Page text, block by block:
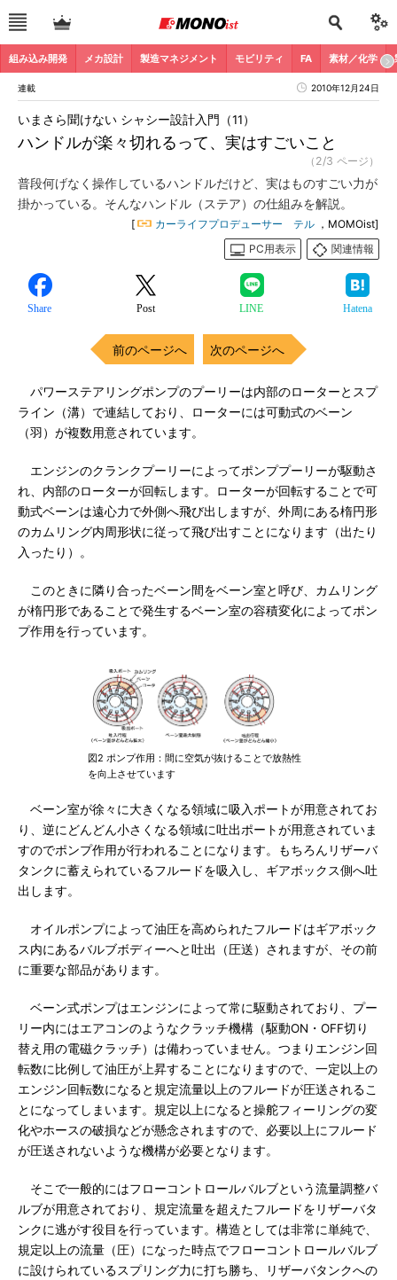
組み込み開発 メカ設計 製造マネジメント モビリティ FA 素材／化学
連載 2010年12月24日
ハンドルが楽々切れるって、実はすごいこと
いまさら聞けない シャシー設計入門（11）
（2/3 ページ）
普段何げなく操作しているハンドルだけど、実はものすごい力が
掛かっている。そんなハンドル（ステア）の仕組みを解説。
[ カーライフプロデューサー テル ，MOMOist]
PC用表示
関連情報
Share Post LINE Hatena
前のページへ 次のページへ
パワーステアリングポンプのプーリーは内部のローターとスプ
ライン（溝）で連結しており、ローターには可動式のベーン
（羽）が複数用意されています。
エンジンのクランクプーリーによってポンププーリーが駆動さ
れ、内部のローターが回転します。ローターが回転することで可
動式ベーンは遠心力で外側へ飛び出しますが、外周にある楕円形
のカムリング内周形状に従って飛び出すことになります（出たり
入ったり）。
このときに隣り合ったベーン間をベーン室と呼び、カムリング
が楕円形であることで発生するベーン室の容積変化によってポン
プ作用を行っています。
図2 ポンプ作用：間に空気が抜けることで放熱性
を向上させています
ベーン室が徐々に大きくなる領域に吸入ポートが用意されてお
り、逆にどんどん小さくなる領域に吐出ポートが用意されていま
すのでポンプ作用が行われることになります。もちろんリザーバ
タンクに蓄えられているフルードを吸入し、ギアボックス側へ吐
出します。
オイルポンプによって油圧を高められたフルードはギアボック
ス内にあるバルブボディーへと吐出（圧送）されますが、その前
に重要な部品があります。
ベーン式ポンプはエンジンによって常に駆動されており、プー
リー内にはエアコンのようなクラッチ機構（駆動ON・OFF切り
替え用の電磁クラッチ）は備わっていません。つまりエンジン回
転数に比例して油圧が上昇することになりますので、一定以上の
エンジン回転数になると規定流量以上のフルードが圧送されるこ
とになってしまいます。規定以上になると操舵フィーリングの変
化やホースの破損などが懸念されますので、必要以上にフルード
が圧送されないような機構が必要となります。
そこで一般的にはフローコントロールバルブという流量調整バ
ルブが用意されており、規定流量を超えたフルードをリザーバタ
ンクに逃がす役目を行っています。構造としては非常に単純で、
規定以上の流量（圧）になった時点でフローコントロールバルブ
に設けられているスプリング力に打ち勝ち、リザーバタンクへの